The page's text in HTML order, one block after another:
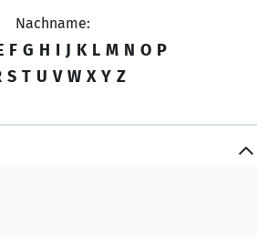
Nachname:
F G H I J K L M N O P
S T U V W X Y Z